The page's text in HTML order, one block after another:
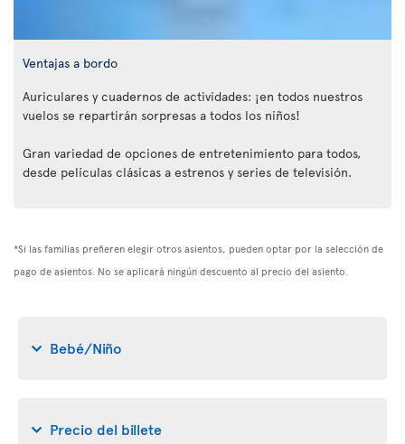
Ventajas a bordo
Auriculares y cuadernos de actividades: ¡en todos nuestros
vuelos se repartirán sorpresas a todos los niños!
Gran variedad de opciones de entretenimiento para todos,
desde películas clásicas a estrenos y series de televisión.
*Si las familias prefieren elegir otros asientos, pueden optar por la selección de
pago de asientos. No se aplicará ningún descuento al precio del asiento.
Bebé/Niño
Precio del billete